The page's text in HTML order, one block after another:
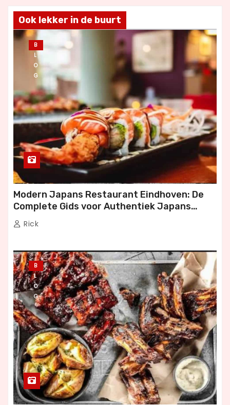
Ook lekker in de buurt
B
L
O
G
Modern Japans Restaurant Eindhoven: De
Complete Gids voor Authentiek Japans
Dineren
Rick
B
L
O
G